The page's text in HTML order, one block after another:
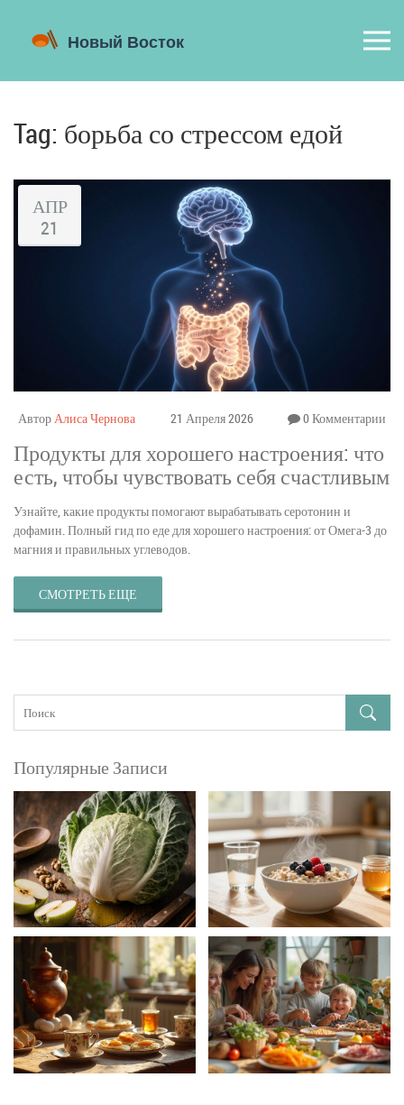
Tag: борьба со стрессом едой
АПР
21
АвторАлиса Чернова 21 Апреля 2026 0 Комментарии
Продукты для хорошего настроения: что
есть, чтобы чувствовать себя счастливым
Узнайте, какие продукты помогают вырабатывать серотонин и
дофамин. Полный гид по еде для хорошего настроения: от Омега-3 до
магния и правильных углеводов.
СМОТРЕТЬ ЕЩЕ
Популярные Записи